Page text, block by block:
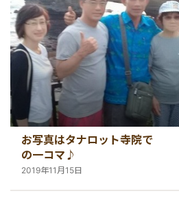
お写真はタナロット寺院で
の一コマ♪
2019年11月15日